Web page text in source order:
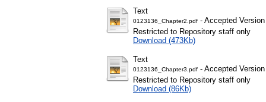
Text
0123136_Chapter2.pdf - Accepted Version
Restricted to Repository staff only
Download (473Kb)
Text
0123136_Chapter3.pdf - Accepted Version
Restricted to Repository staff only
Download (86Kb)